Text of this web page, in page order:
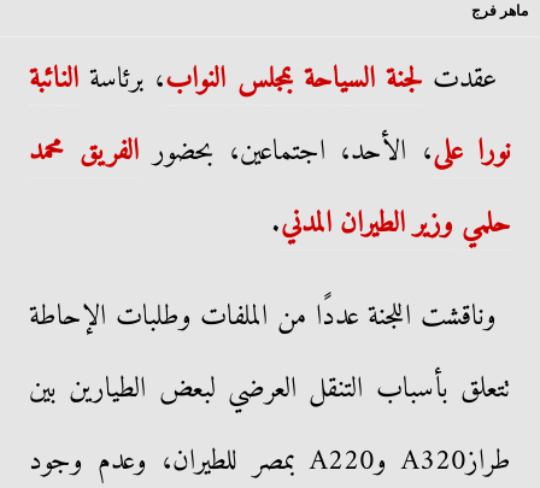
ماهر فرج
عقدتلجنة السياحة بمجلس النواب، برئاسة النائبة
نورا على، الأحد، اجتماعين، بحضورالفريق محمد
حلمي وزيرالطيران المدني.
وناقشت اللجنة عددًا من الملفات وطلبات الإحاطة
تتعلق بأسباب التنقل العرضي لبعض الطيارين بين
طرازA320 وA220 بمصر للطيران، وعدم وجود